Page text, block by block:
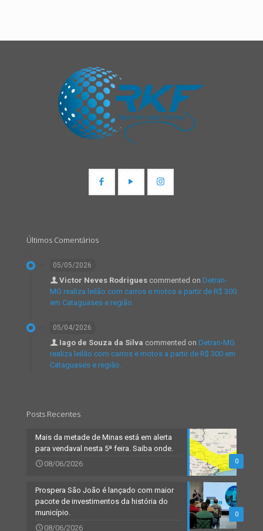
Últimos Comentários
05/05/2026
Victor Neves Rodrigues commented on Detran-
MG realiza leilão com carros e motos a partir de R$ 300
em Cataguases e região.
05/04/2026
Iago de Souza da Silva commented on Detran-MG
realiza leilão com carros e motos a partir de R$ 300 em
Cataguases e região.
Posts Recentes
0
Mais da metade de Minas está em alerta
para vendaval nesta 5ª feira. Saiba onde.
08/06/2026
0
Prospera São João é lançado com maior
pacote de investimentos da história do
município.
08/06/2026